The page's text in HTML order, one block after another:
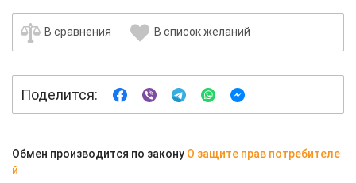
В сравнения В список желаний
Поделится:
Обмен производится по закону О защите прав потребителе
й